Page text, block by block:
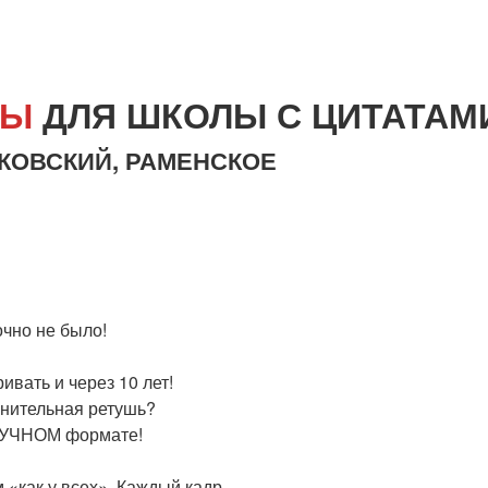
ДЛЯ ШКОЛЫ С
РАМЕНСКОЕ
не было!
и через 10 лет!
ретушь?
формате!